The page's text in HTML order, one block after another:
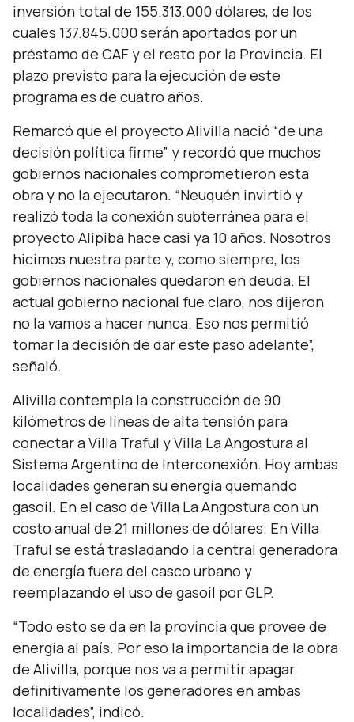
inversión total de 155.313.000 dólares, de los
cuales 137.845.000 serán aportados por un
préstamo de CAF y el resto por la Provincia. El
plazo previsto para la ejecución de este
programa es de cuatro años.
Remarcó que el proyecto Alivilla nació “de una
decisión política firme” y recordó que muchos
gobiernos nacionales comprometieron esta
obra y no la ejecutaron. “Neuquén invirtió y
realizó toda la conexión subterránea para el
proyecto Alipiba hace casi ya 10 años. Nosotros
hicimos nuestra parte y, como siempre, los
gobiernos nacionales quedaron en deuda. El
actual gobierno nacional fue claro, nos dijeron
no la vamos a hacer nunca. Eso nos permitió
tomar la decisión de dar este paso adelante”,
señaló.
Alivilla contempla la construcción de 90
kilómetros de líneas de alta tensión para
conectar a Villa Traful y Villa La Angostura al
Sistema Argentino de Interconexión. Hoy ambas
localidades generan su energía quemando
gasoil. En el caso de Villa La Angostura con un
costo anual de 21 millones de dólares. En Villa
Traful se está trasladando la central generadora
de energía fuera del casco urbano y
reemplazando el uso de gasoil por GLP.
“Todo esto se da en la provincia que provee de
energía al país. Por eso la importancia de la obra
de Alivilla, porque nos va a permitir apagar
definitivamente los generadores en ambas
localidades”, indicó.